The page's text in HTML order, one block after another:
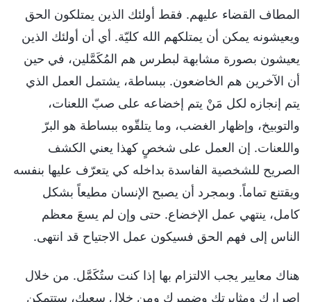
المطاف القضاء عليهم. فقط أولئك الذين يمتلكون الحق
ويعيشونه يمكن أن يمتلكهم الله كليّة. أي أن أولئك الذين
يعيشون بصورة مشابهة لبطرس هم المُكَمَّلين، في حين
أن الآخرين هم الخاضعون. ببساطة، يشتمل العمل الذي
يتم إنجازه لكل مَنْ يتم إخضاعه على صبّ اللعنات،
والتوبيخ، وإظهار الغضب، وما يتلقّوه ببساطة هو البرّ
واللعنات. إن العمل على شخصٍ كهذا يعني الكشف
الصريح للشخصية الفاسدة بداخله كي يتعرّف عليها بنفسه
ويقتنع تماماً. وبمجرد أن يصبح الإنسان مطيعاً بشكل
كامل، ينتهي عمل الإخضاع. حتى وإن لم يسعَ معظم
الناس إلى فهم الحق فسيكون عمل الاجتياح قد انتهى.
هناك معايير يجب الالتزام بها إذا كنت ستُكَمَّل. من خلال
إصرارك ومثابرتك وضميرك ومن خلال سعيك، ستتمكن